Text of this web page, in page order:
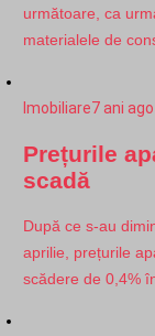
următoare, ca
materialele de
Imobiliare7 ani ago
Prețurile
scadă
După ce s-au
aprilie, prețurile
scădere de 0,4%